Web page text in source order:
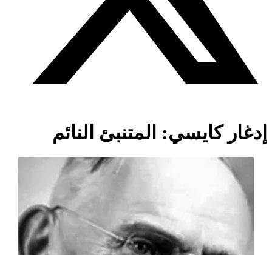
إدغار كايسي: المتنبئ النائم